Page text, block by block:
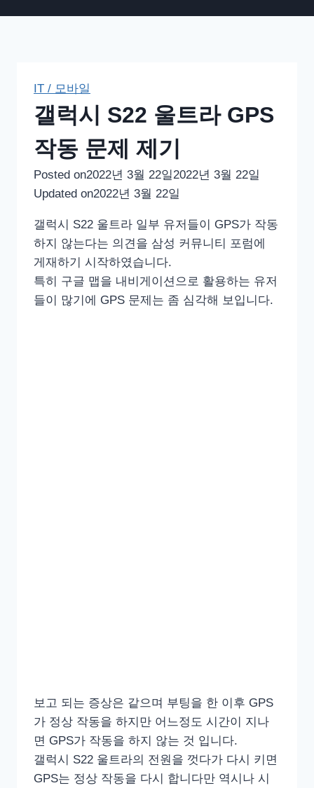
IT / 모바일
갤럭시 S22 울트라 GPS
작동 문제 제기
Posted on2022년 3월 22일2022년 3월 22일
Updated on2022년 3월 22일
갤럭시 S22 울트라 일부 유저들이 GPS가 작동
하지 않는다는 의견을 삼성 커뮤니티 포럼에
게재하기 시작하였습니다.
특히 구글 맵을 내비게이션으로 활용하는 유저
들이 많기에 GPS 문제는 좀 심각해 보입니다.
보고 되는 증상은 같으며 부팅을 한 이후 GPS
가 정상 작동을 하지만 어느정도 시간이 지나
면 GPS가 작동을 하지 않는 것 입니다.
갤럭시 S22 울트라의 전원을 껏다가 다시 키면
GPS는 정상 작동을 다시 합니다만 역시나 시